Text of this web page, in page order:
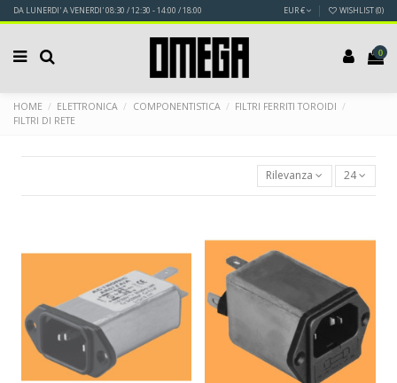
DA LUNERDI' A VENERDI' 08:30 / 12:30 - 14:00 / 18:00 EUR € WISHLIST (0)
0
HOME ELETTRONICA COMPONENTISTICA
FILTRI FERRITI TOROIDI
FILTRI DI RETE
Rilevanza 24